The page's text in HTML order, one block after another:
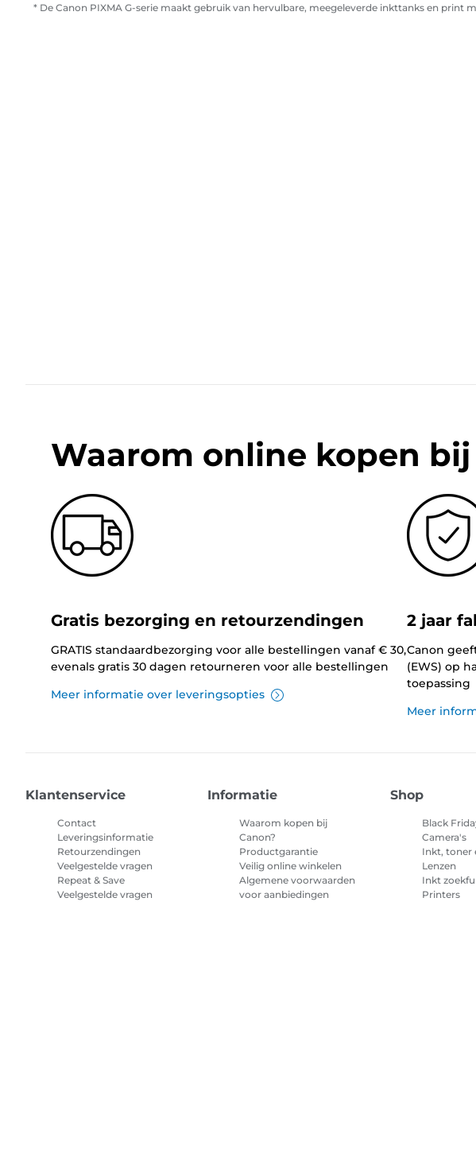
* De Canon PIXMA G-serie maakt gebruik van hervulbare, meegeleverde inkttanks en print
Waarom online kopen bij
Gratis bezorging en retourzendingen
GRATIS standaardbezorging voor alle bestellingen vanaf € 30,
evenals gratis 30 dagen retourneren voor alle bestellingen
Meer informatie over leveringsopties
2 jaar
Canon
(EWS) op
toepassing
Meer
Klantenservice
Contact
Leveringsinformatie
Retourzendingen
Veelgestelde vragen
Repeat & Save
Veelgestelde vragen
Informatie
Waarom kopen bij
Canon?
Productgarantie
Veilig online winkelen
Algemene voorwaarden
voor aanbiedingen
Shop
Black
Camera's
Inkt, toner
Lenzen
Inkt
Printers